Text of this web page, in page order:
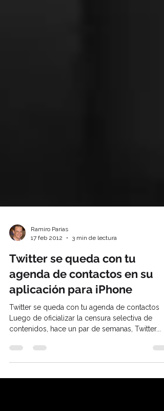
17 feb 2012
3 min de lectura
Twitter se queda con tu
agenda de contactos en su
aplicación para iPhone
Twitter se queda con tu agenda de contactos